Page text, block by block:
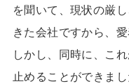
を聞いて、現状の厳
きた会社ですから、
しかし、同時に、こ
止めることができまし